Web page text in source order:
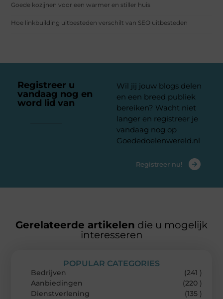
Goede kozijnen voor een warmer en stiller huis
Hoe linkbuilding uitbesteden verschilt van SEO uitbesteden
Registreer u
vandaag nog en
word lid van
Wil jij jouw blogs delen
en een breed publiek
bereiken? Wacht niet
langer en registreer je
vandaag nog op
Goededoelenwereld.nl
Registreer nu!
Gerelateerde artikelen die u mogelijk
interesseren
POPULAR CATEGORIES
Bedrijven
(241 )
Aanbiedingen
(220 )
Dienstverlening
(135 )